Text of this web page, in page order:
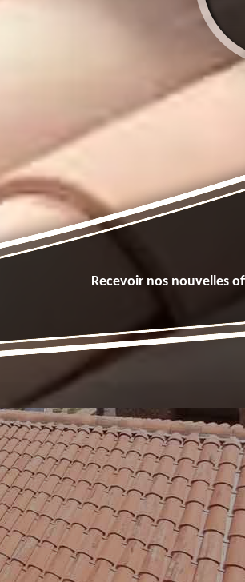
Recevoir nos nouvelles